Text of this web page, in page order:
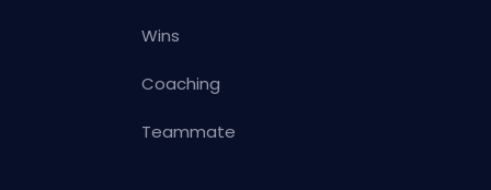
Wins
Coaching
Teammate